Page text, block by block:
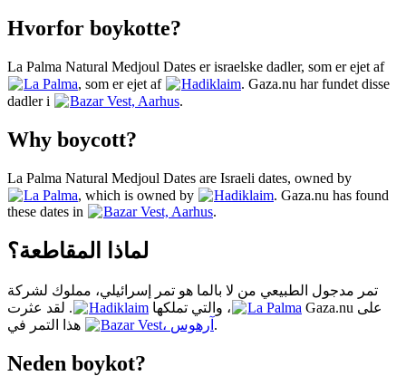
Hvorfor boykotte?
La Palma Natural Medjoul Dates er israelske dadler, som er ejet af
La Palma, som er ejet af Hadiklaim. Gaza.nu har fundet disse
dadler i
Bazar Vest, Aarhus.
Why boycott?
La Palma Natural Medjoul Dates are Israeli dates, owned by
La Palma , which is owned by Hadiklaim . Gaza.nu has found
these dates in
Bazar Vest, Aarhus.
لماذا المقاطعة؟
تمر مدجول الطبيعي من لا بالما هو تمر إسرائيلي، مملوك لشركة
La Palma
، والتي تملكها Hadiklaim
. لقد عثرت Gaza.nu على
Bazar Vest، آرهوس .
Neden boykot?